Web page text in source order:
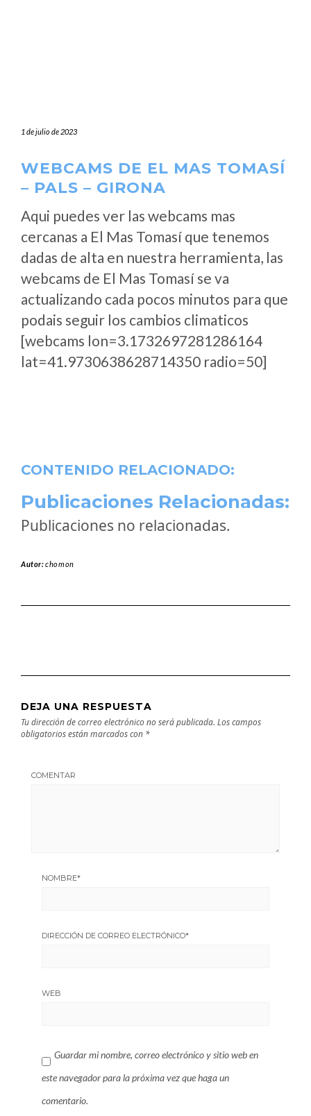
1 de julio de 2023
WEBCAMS DE EL MAS TOMASÍ
– PALS – GIRONA
Aqui puedes ver las webcams mas
cercanas a El Mas Tomasí que tenemos
dadas de alta en nuestra herramienta, las
webcams de El Mas Tomasí se va
actualizando cada pocos minutos para que
podais seguir los cambios climaticos
[webcams lon=3.1732697281286164
lat=41.9730638628714350 radio=50]
CONTENIDO RELACIONADO:
Publicaciones Relacionadas:
Publicaciones no relacionadas.
Autor:chomon
DEJA UNA RESPUESTA
Tu dirección de correo electrónico no será publicada. Los campos
obligatorios están marcados con *
COMENTAR
NOMBRE*
DIRECCIÓN DE CORREO ELECTRÓNICO*
WEB
Guardar mi nombre, correo electrónico y sitio web en
este navegador para la próxima vez que haga un
comentario.